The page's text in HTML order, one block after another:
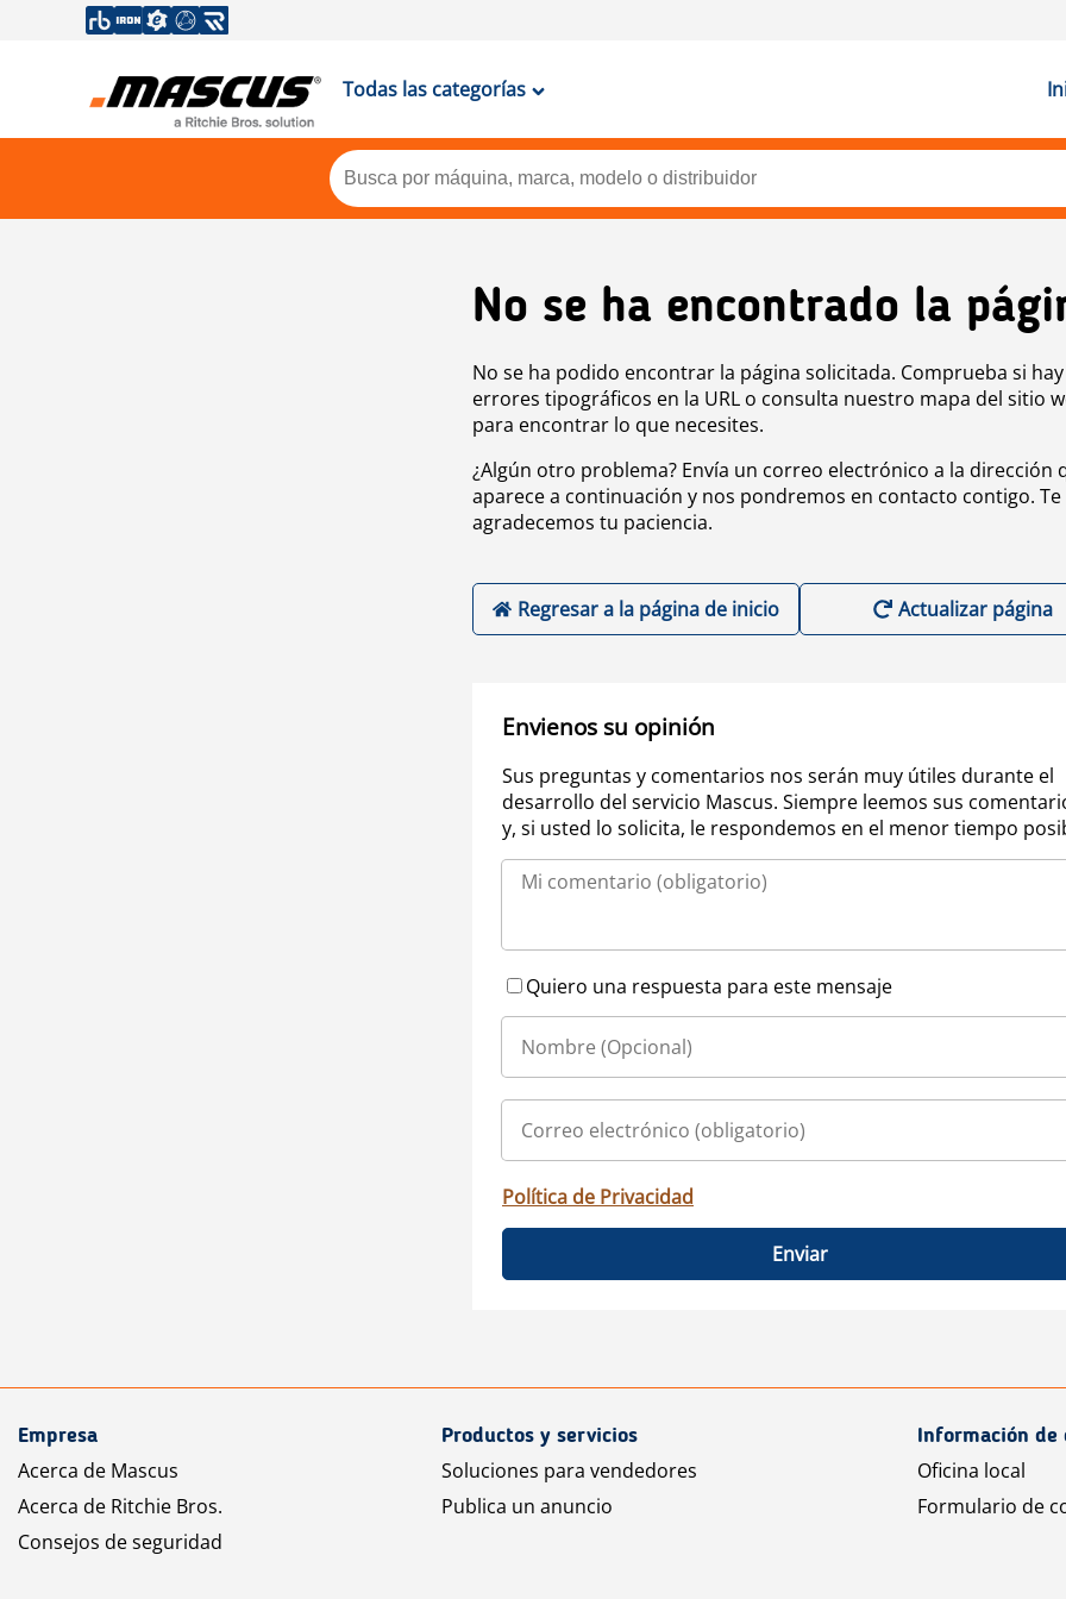
Todas las categorías
No se ha encontrado la
No se ha podido encontrar la página solicitada. Comprueba si hay
errores tipográficos en la URL o consulta nuestro mapa del sitio
para encontrar lo que necesites.
¿Algún otro problema? Envía un correo electrónico a la dirección
aparece a continuación y nos pondremos en contacto contigo. Te
agradecemos tu paciencia.
Regresar a la página de inicio Actualizar página
Envienos su opinión
Sus preguntas y comentarios nos serán muy útiles durante el
desarrollo del servicio Mascus. Siempre leemos sus
y, si usted lo solicita, le respondemos en el menor tiempo
Quiero una respuesta para este mensaje
Política de Privacidad
Enviar
Empresa
Acerca de Mascus
Acerca de Ritchie Bros.
Consejos de seguridad
Productos y servicios
Soluciones para vendedores
Publica un anuncio
Información de
Oficina local
Formulario de